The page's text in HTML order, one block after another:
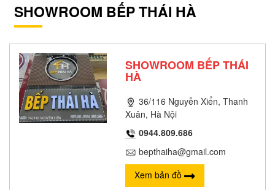
SHOWROOM BẾP THÁI HÀ
SHOWROOM BẾP THÁI
HÀ
36/116 Nguyễn Xiển, Thanh
Xuân, Hà Nội
0944.809.686
bepthaiha@gmail.com
Xem bản đồ